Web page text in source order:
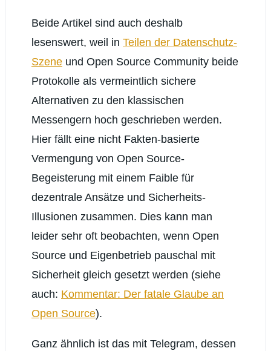
Beide Artikel sind auch deshalb
lesenswert, weil in Teilen der Datenschutz-
Szene und Open Source Community beide
Protokolle als vermeintlich sichere
Alternativen zu den klassischen
Messengern hoch geschrieben werden.
Hier fällt eine nicht Fakten-basierte
Vermengung von Open Source-
Begeisterung mit einem Faible für
dezentrale Ansätze und Sicherheits-
Illusionen zusammen. Dies kann man
leider sehr oft beobachten, wenn Open
Source und Eigenbetrieb pauschal mit
Sicherheit gleich gesetzt werden (siehe
auch: Kommentar: Der fatale Glaube an
Open Source).
Ganz ähnlich ist das mit Telegram, dessen